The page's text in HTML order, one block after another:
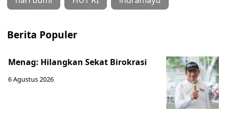
Berita Populer
Menag: Hilangkan Sekat Birokrasi
6 Agustus 2026